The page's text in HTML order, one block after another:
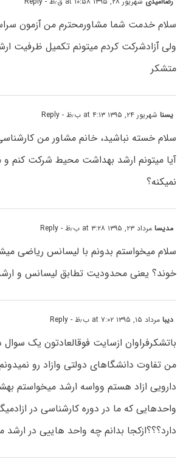
سلام خدمت شما مشاورمحترم من ٱزمون
ولی ٱزادشرکت کردم میتونم تکمیل ظرفیت
متشکر
یسناشهریور ۲۴, ۱۳۹۵ at ۴:۱۳ ب٫ظ - Reply
سلام خسته نباشید، خانم مشاور من
آیا میتونم ارشد بهداشت محیط شرکت کنم و
نمیکنه؟
مدیسامرداد ۲۳, ۱۳۹۵ at ۳:۲۸ ب٫ظ - Reply
سلام میخواستم بدونم با لیسانس ریاضی
خوند؟ یعنی محدودیت تطابق لیسانس و
دیبامرداد ۱۵, ۱۳۹۵ at ۷:۰۲ ب٫ظ - Reply
باتشکرفراوان ازسایت فوقالعادتون یک
من تفاوت دانشگاهای دولتی وازاد رو
دارویی ازاد هستم وواسه ارشد میخواستم
واحدهایی که ما در دوره کارشناسی در
دارد؟؟؟ازکجا بدانم چه واحد هاییی در ارشد